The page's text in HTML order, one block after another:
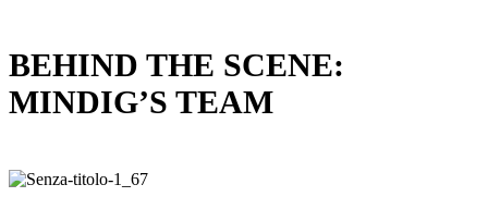
BEHIND THE SCENE:
MINDIG’S TEAM